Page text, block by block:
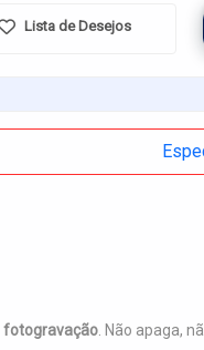
Lista de Desejos
fotogravação. Não apaga,